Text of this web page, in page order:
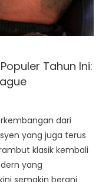
Tahun Ini:
dari
yang juga terus
klasik kembali
yang
semakin berani